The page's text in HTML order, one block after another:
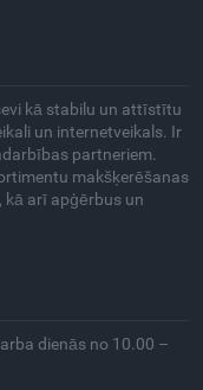
kā stabilu un attīstītu
un internetveikals. Ir
partneriem.
makšķerēšanas
arī apģērbus un
dienās no 10.00 –